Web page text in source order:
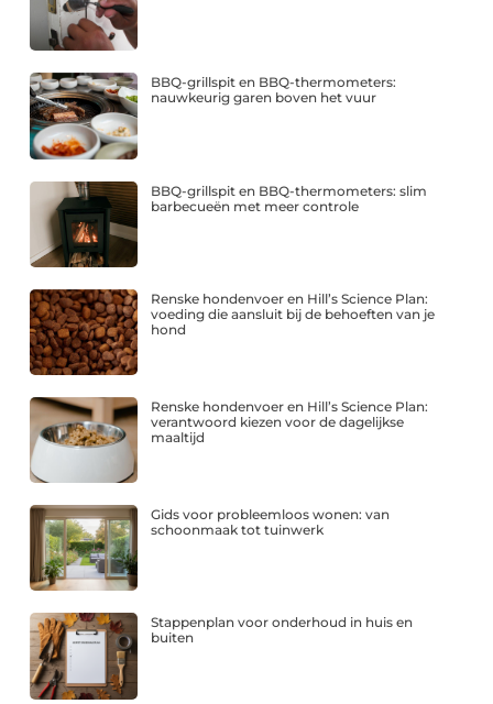
BBQ-grillspit en BBQ-thermometers:
nauwkeurig garen boven het vuur
BBQ-grillspit en BBQ-thermometers: slim
barbecueën met meer controle
Renske hondenvoer en Hill’s Science Plan:
voeding die aansluit bij de behoeften van je
hond
Renske hondenvoer en Hill’s Science Plan:
verantwoord kiezen voor de dagelijkse
maaltijd
Gids voor probleemloos wonen: van
schoonmaak tot tuinwerk
Stappenplan voor onderhoud in huis en
buiten